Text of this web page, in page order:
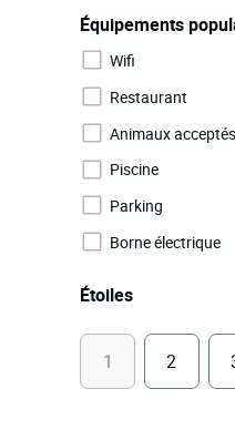
Équipements
Wifi
Restaurant
Animaux acceptés
Piscine
Parking
Borne électrique
Étoiles
1 2